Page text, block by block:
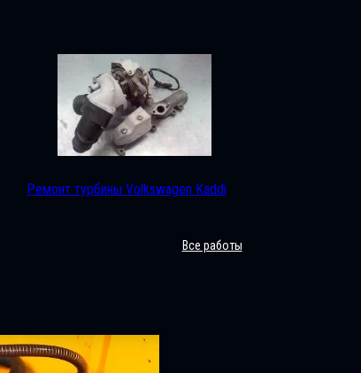
Ремонт турбины Volkswagen Kaddi
Все работы